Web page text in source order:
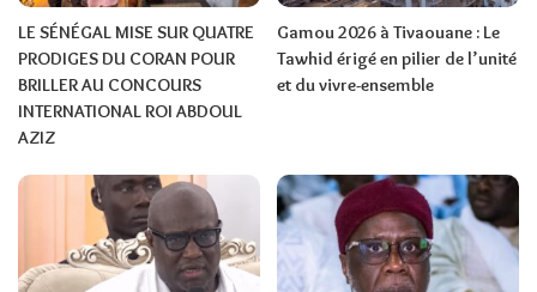
LE SÉNÉGAL MISE SUR QUATRE
PRODIGES DU CORAN POUR
BRILLER AU CONCOURS
INTERNATIONAL ROI ABDOUL
AZIZ
Gamou 2026 à Tivaouane : Le
Tawhid érigé en pilier de l’unité
et du vivre-ensemble